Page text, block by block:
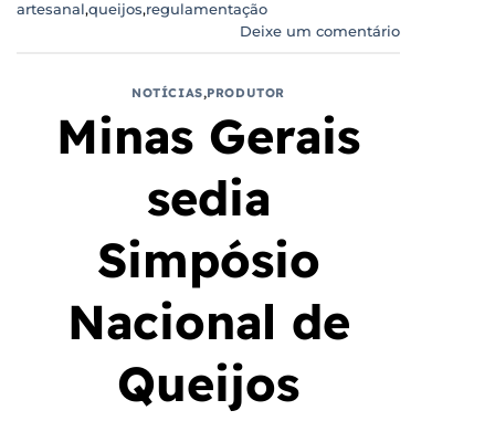
artesanal,queijos,regulamentação
Deixe um comentário
NOTÍCIAS,PRODUTOR
Minas Gerais
sedia
Simpósio
Nacional de
Queijos